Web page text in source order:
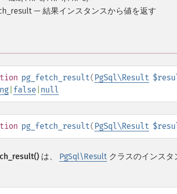
— 結果インスタンスから値を返す
pg_fetch_result(PgSql\Result
false null
pg_fetch_result(PgSql\Result
は、 PgSql\Result クラスのインス